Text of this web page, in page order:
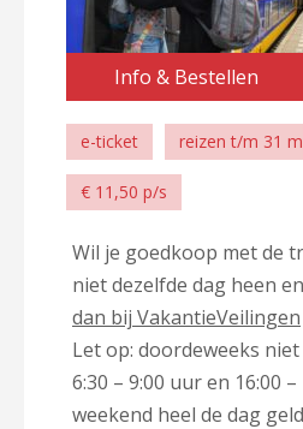
Info & Bestellen
e-ticket reizen t/m 31
€ 11,50 p/s
Wil je goedkoop met de
niet dezelfde dag heen
dan bij VakantieVeilingen
Let op: doordeweeks
6:30 – 9:00 uur en 16:00
weekend heel de dag